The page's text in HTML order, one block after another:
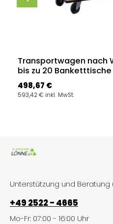
Transportwagen nach
bis zu 20 Banketttische
Regulärer Preis:
498,67 €
593,42 € inkl. MwSt.
Unterstützung und Beratung
+49 2522 - 4665
Mo-Fr: 07:00 - 16:00 Uhr